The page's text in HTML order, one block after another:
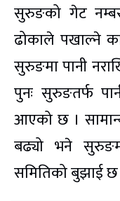
सुरुङको गेट
ढोकाले पखाल्ने
सुरुङमा पानी
पुनः सुरुङतर्फ
आएको छ ।
बढ्यो भने
समितिको बुझाई छ